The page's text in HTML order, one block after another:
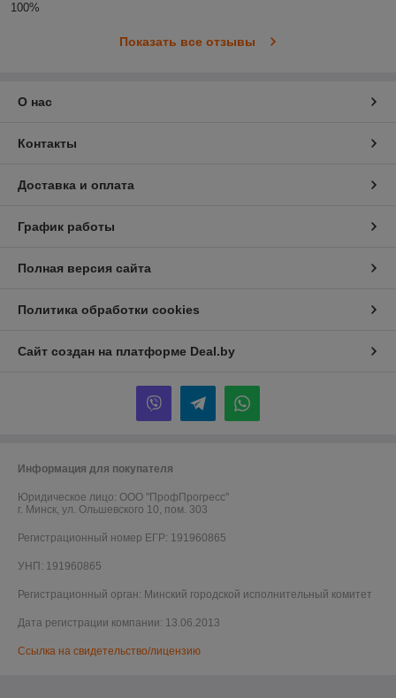
100%
Показать все отзывы
О нас
Контакты
Доставка и оплата
График работы
Полная версия сайта
Политика обработки cookies
Сайт создан на платформе Deal.by
Информация для покупателя
Юридическое лицо: ООО "ПрофПрогресс"
г. Минск, ул. Ольшевского 10, пом. 303
Регистрационный номер ЕГР: 191960865
УНП: 191960865
Регистрационный орган: Минский городской исполнительный комитет
Дата регистрации компании: 13.06.2013
Ссылка на свидетельство/лицензию